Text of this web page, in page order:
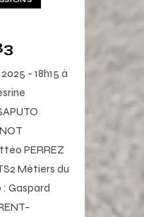
- 18h15 à
PERREZ
Métiers du
Gaspard